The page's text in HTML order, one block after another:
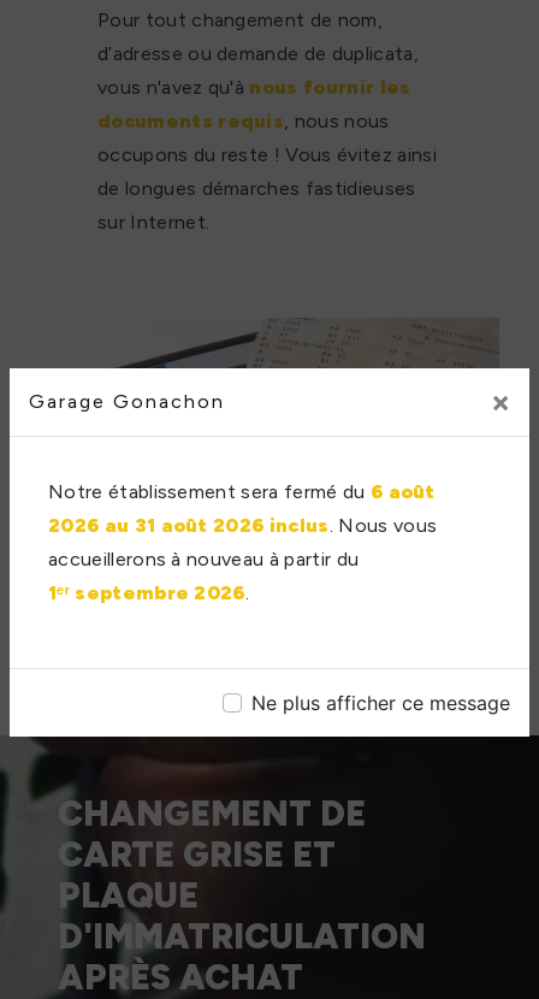
Garage Gonachon ×
Notre établissement sera fermé du 6 août
2026 au 31 août 2026 inclus. Nous vous
accueillerons à nouveau à partir du
1ᵉʳ septembre 2026.
Ne plus afficher ce message
Pour tout changement de nom,
d’adresse ou demande de duplicata,
vous n'avez qu'à nous fournir les
documents requis , nous nous
occupons du reste ! Vous évitez ainsi
de longues démarches fastidieuses
sur Internet.
CHANGEMENT DE
CARTE GRISE ET
PLAQUE
D'IMMATRICULATION
APRÈS ACHAT